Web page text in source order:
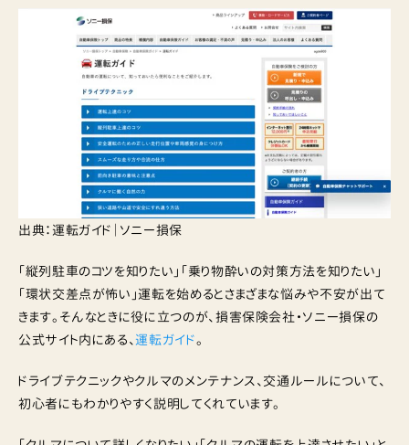
出典：運転ガイド｜ソニー損保
「縦列駐車のコツを知りたい」「乗り物酔いの対策方法を知りたい」
「環状交差点が怖い」運転を始めるとさまざまな悩みや不安が出て
きます。そんなときに役に立つのが、損害保険会社・ソニー損保の
公式サイト内にある、運転ガイド。
ドライブテクニックやクルマのメンテナンス、交通ルールについて、
初心者にもわかりやすく説明してくれています。